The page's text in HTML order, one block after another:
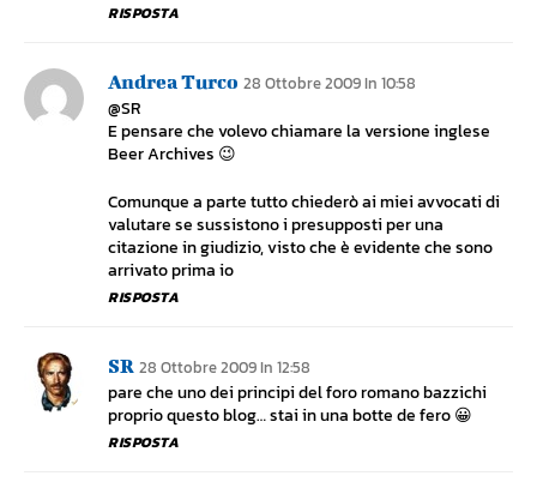
RISPOSTA
Andrea Turco 28 Ottobre 2009 In 10:58
@SR
E pensare che volevo chiamare la versione inglese
Beer Archives 😉
Comunque a parte tutto chiederò ai miei avvocati di
valutare se sussistono i presupposti per una
citazione in giudizio, visto che è evidente che sono
arrivato prima io
RISPOSTA
SR 28 Ottobre 2009 In 12:58
pare che uno dei principi del foro romano bazzichi
proprio questo blog… stai in una botte de fero 😀
RISPOSTA